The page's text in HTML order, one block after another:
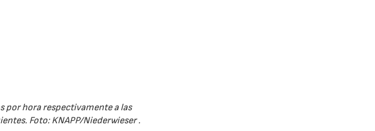
por hora respectivamente a las
Foto: KNAPP/Niederwieser .